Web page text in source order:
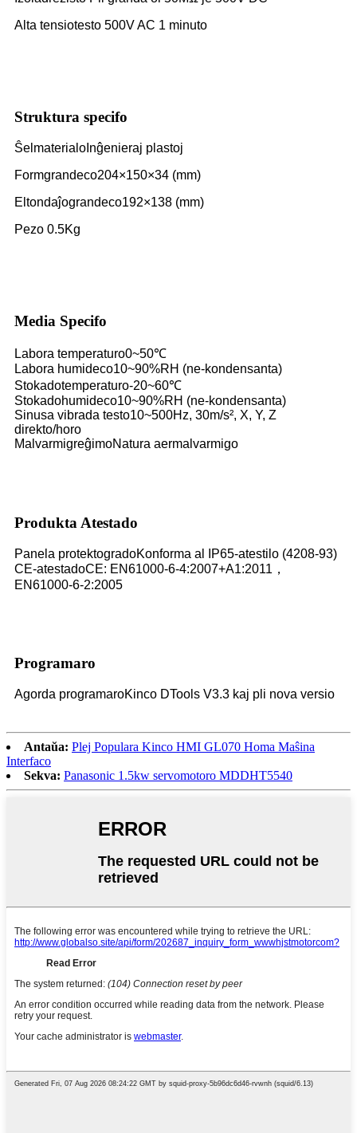
Alta tensiotesto 500V AC 1 minuto
Struktura specifo
Ŝelmaterialo Inĝenieraj plastoj
Formgrandeco204×150×34 (mm)
Eltondaĵograndeco192×138 (mm)
Pezo 0.5Kg
Media Specifo
Labora temperaturo0~50℃
Labora humideco10~90%RH (ne-kondensanta)
Stokadotemperaturo-20~60℃
Stokadohumideco10~90%RH (ne-kondensanta)
Sinusa vibrada testo10~500Hz, 30m/s², X, Y, Z
direkto/horo
MalvarmigreĝimoNatura aermalvarmigo
Produkta Atestado
Panela protektogradoKonforma al IP65-atestilo (4208-93)
CE-atestadoCE: EN61000-6-4:2007+A1:2011，
EN61000-6-2:2005
Programaro
Agorda programaroKinco DTools V3.3 kaj pli nova versio
Antaŭa: Plej Populara Kinco HMI GL070 Homa Maŝina
Interfaco
Sekva: Panasonic 1.5kw servomotoro MDDHT5540